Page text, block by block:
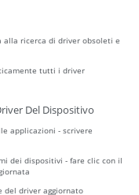
alla ricerca di driver obsoleti e
tutti i driver
Del Dispositivo
applicazioni - scrivere
dei dispositivi - fare clic con il
del driver aggiornato